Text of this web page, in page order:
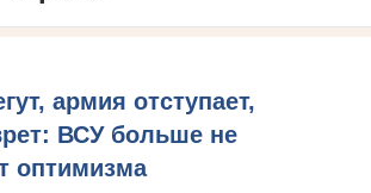
армия отступает,
ВСУ больше не
оптимизма